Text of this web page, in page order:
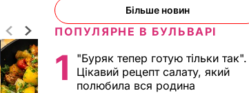
Більше новин
ПОПУЛЯРНЕ В БУЛЬВАРІ
1
"Буряк тепер готую тільки так".
Цікавий рецепт салату, який
полюбила вся родина